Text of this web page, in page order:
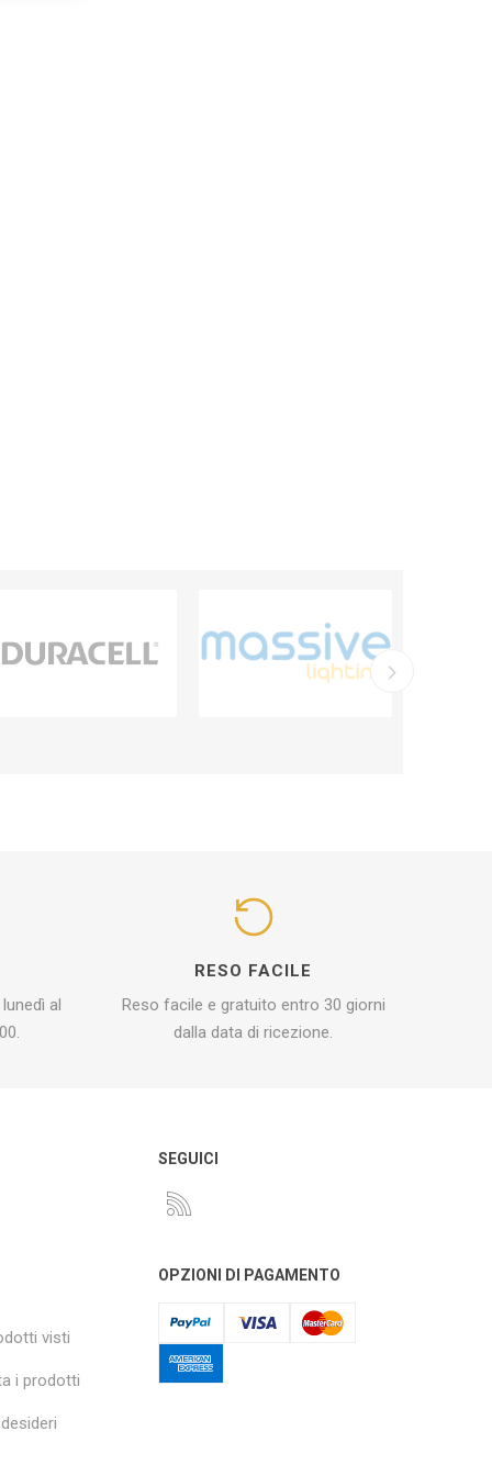
al
RESO FACILE
Reso facile e gratuito entro 30 giorni
dalla data di ricezione.
visti
i prodotti
SEGUICI
OPZIONI DI PAGAMENTO